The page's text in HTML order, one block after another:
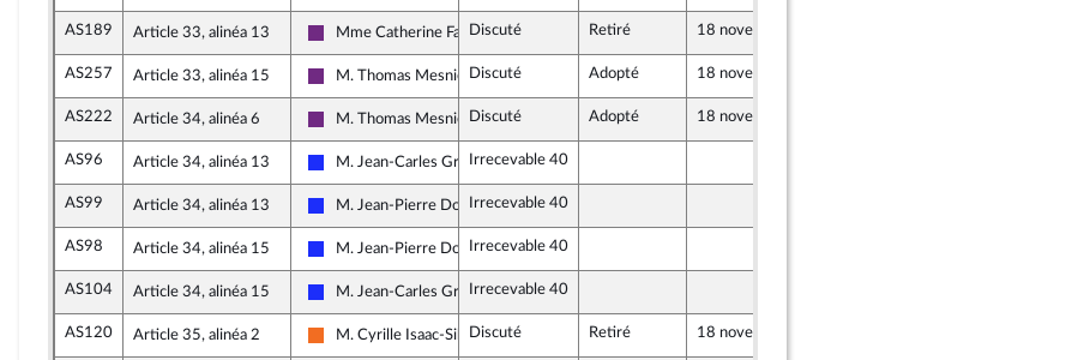
AS189 Article 33, alinéa 13
La République en Marche
Mme Catherine FabreDiscuté Retiré 18 novembre 2021
AS257 Article 33, alinéa 15
La République en Marche
M. Thomas MesnierDiscuté Adopté 18 novembre 2021
AS222 Article 34, alinéa 6
La République en Marche
M. Thomas MesnierDiscuté Adopté 18 novembre 2021
AS96 Article 34, alinéa 13
Les Républicains
M. Jean-Carles GrelierIrrecevable 40
AS99 Article 34, alinéa 13
Les Républicains
M. Jean-Pierre DoorIrrecevable 40
AS98 Article 34, alinéa 15
Les Républicains
M. Jean-Pierre DoorIrrecevable 40
AS104 Article 34, alinéa 15
Les Républicains
M. Jean-Carles GrelierIrrecevable 40
AS120 Article 35, alinéa 2
Mouvement Démocrate (MoDem) et Démocrates apparentés
M. Cyrille Isaac-SibilleDiscuté Retiré 18 novembre 2021